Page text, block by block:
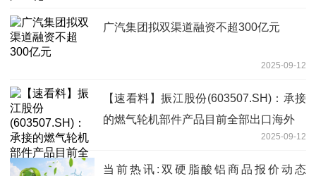
广汽集团拟双渠道融资不超300亿元
2025-09-12
【速看料】振江股份(603507.SH)：承接
的燃气轮机部件产品目前全部出口海外
2025-09-12
当前热讯:双硬脂酸铝商品报价动态